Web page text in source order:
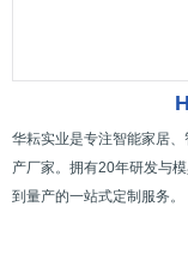
华耘实业是专注智能家居
产厂家。拥有20年研发与
到量产的一站式定制服务。